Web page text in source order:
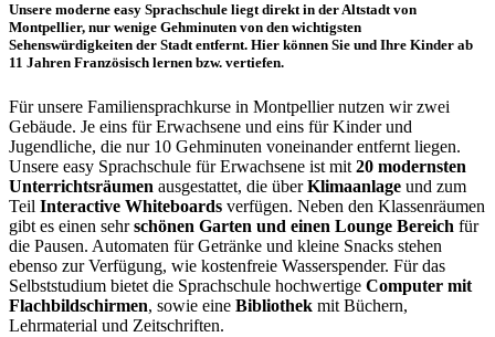
Unsere moderne easy Sprachschule liegt direkt in der Altstadt von
Montpellier, nur wenige Gehminuten von den wichtigsten
Sehenswürdigkeiten der Stadt entfernt. Hier können Sie und Ihre Kinder ab
11 Jahren Französisch lernen bzw. vertiefen.
Für unsere Familiensprachkurse in Montpellier nutzen wir zwei
Gebäude. Je eins für Erwachsene und eins für Kinder und
Jugendliche, die nur 10 Gehminuten voneinander entfernt liegen.
Unsere easy Sprachschule für Erwachsene ist mit 20 modernsten
Unterrichtsräumen ausgestattet, die überKlimaanlage und zum
Teil Interactive Whiteboards verfügen. Neben den Klassenräumen
gibt es einen sehrschönen Garten und einen Lounge Bereich für
die Pausen. Automaten für Getränke und kleine Snacks stehen
ebenso zur Verfügung, wie kostenfreie Wasserspender. Für das
Selbststudium bietet die Sprachschule hochwertige Computer mit
Flachbildschirmen, sowie eine Bibliothek mit Büchern,
Lehrmaterial und Zeitschriften.